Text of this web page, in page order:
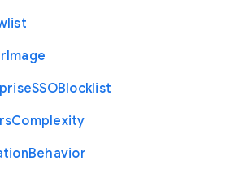
Image
SSOBlocklist
Complexity
Behavior